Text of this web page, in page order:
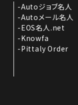
Autoジョブ名人
Autoメール名人
EOS名人.net
Knowfa
Pittaly Order